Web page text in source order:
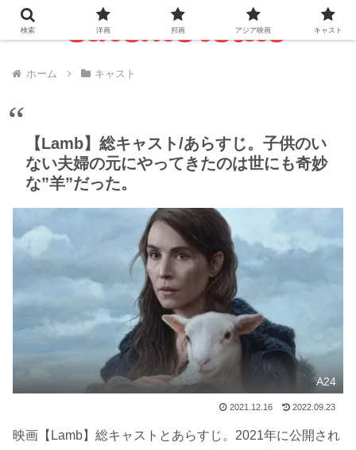
ホーム キャスト
【Lamb】総キャスト/あらすじ。子供のい
ない夫婦の元にやってきたのは世にも奇妙
な”羊”だった。
A24
2021.12.16 2022.09.23
映画【Lamb】総キャストとあらすじ。2021年に公開され
検索 洋画 邦画 アジア映画 キャスト